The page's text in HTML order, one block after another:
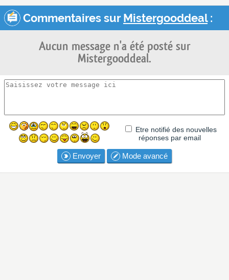
Commentaires surMistergooddeal:
Aucun message n'a été posté sur
Mistergooddeal.
Etre notifié des nouvelles
réponses par email
Envoyer Mode avancé